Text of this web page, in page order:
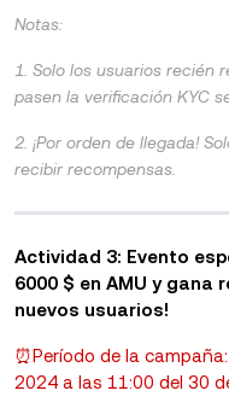
Notas:
1. Solo los usuarios recién
pasen la verificación KYC
2. ¡Por orden de llegada!
recibir recompensas.
Actividad 3: Evento
6000 $ en AMU y gana
nuevos usuarios!
⏰Período de la
2024 a las 11:00 del 30